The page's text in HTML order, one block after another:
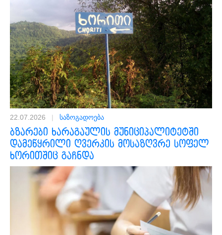
22.07.2026 | საზოგადოება
ბზარები ხარაგაულის მუნიციპალიტეტში
დამეწყრილი ღვერკის მოსაზღვრე სოფელ
ხორითშიც გაჩნდა